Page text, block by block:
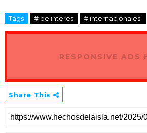
Tags # de interés # internacionales.
RESPONSIVE ADS
Share This